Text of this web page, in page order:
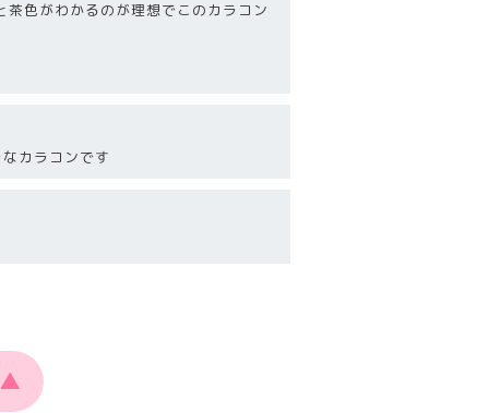
色がわかるのが理想でこのカラコン
カラコンです